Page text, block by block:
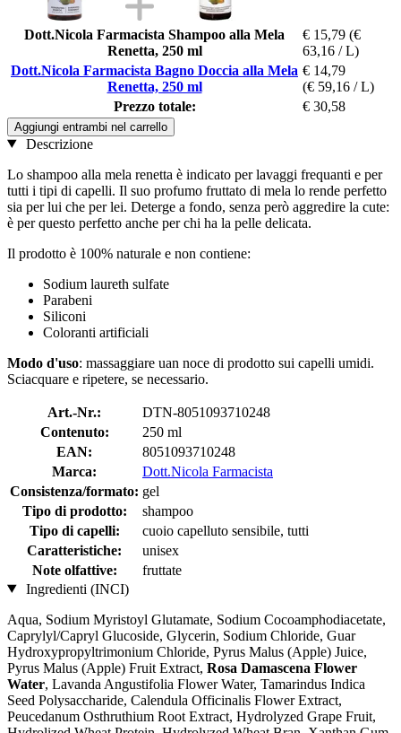
Dott.Nicola Farmacista Shampoo alla Mela
Renetta, 250 ml
€ 15,79 (€
63,16 / L)
Dott.Nicola Farmacista Bagno Doccia alla Mela
Renetta, 250 ml
€ 14,79
(€ 59,16 / L)
Prezzo totale:
€ 30,58
Aggiungi entrambi nel carrello
Descrizione
Lo shampoo alla mela renetta è indicato per lavaggi frequanti e per
tutti i tipi di capelli. Il suo profumo fruttato di mela lo rende perfetto
sia per lui che per lei. Deterge a fondo, senza però aggredire la cute:
è per questo perfetto anche per chi ha la pelle delicata.
Il prodotto è 100% naturale e non contiene:
Sodium laureth sulfate
Parabeni
Siliconi
Coloranti artificiali
Modo d'uso: massaggiare uan noce di prodotto sui capelli umidi.
Sciacquare e ripetere, se necessario.
Art.-Nr.:
DTN-8051093710248
Contenuto:
250 ml
EAN:
8051093710248
Marca:
Dott.Nicola Farmacista
Consistenza/formato: gel
Tipo di prodotto:
shampoo
Tipo di capelli:
cuoio capelluto sensibile, tutti
Caratteristiche:
unisex
Note olfattive:
fruttate
Ingredienti (INCI)
Aqua, Sodium Myristoyl Glutamate, Sodium Cocoamphodiacetate,
Caprylyl/Capryl Glucoside, Glycerin, Sodium Chloride, Guar
Hydroxypropyltrimonium Chloride, Pyrus Malus (Apple) Juice,
Pyrus Malus (Apple) Fruit Extract, Rosa Damascena Flower
Water, Lavanda Angustifolia Flower Water, Tamarindus Indica
Seed Polysaccharide, Calendula Officinalis Flower Extract,
Peucedanum Osthruthium Root Extract, Hydrolyzed Grape Fruit,